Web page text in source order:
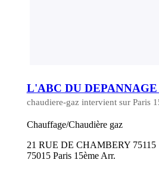
L'ABC DU DEPANNAGE
chaudiere-gaz intervient sur Paris
Chauffage/Chaudière gaz
21 RUE DE CHAMBERY 75115
75015 Paris 15ème Arr.